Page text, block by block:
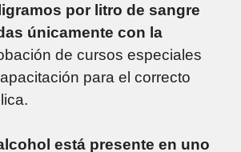
por litro de sangre
únicamente con la
de cursos especiales
para el correcto
está presente en uno